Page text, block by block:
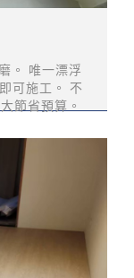
。 唯一漂浮
可施工。 不
節省預算。